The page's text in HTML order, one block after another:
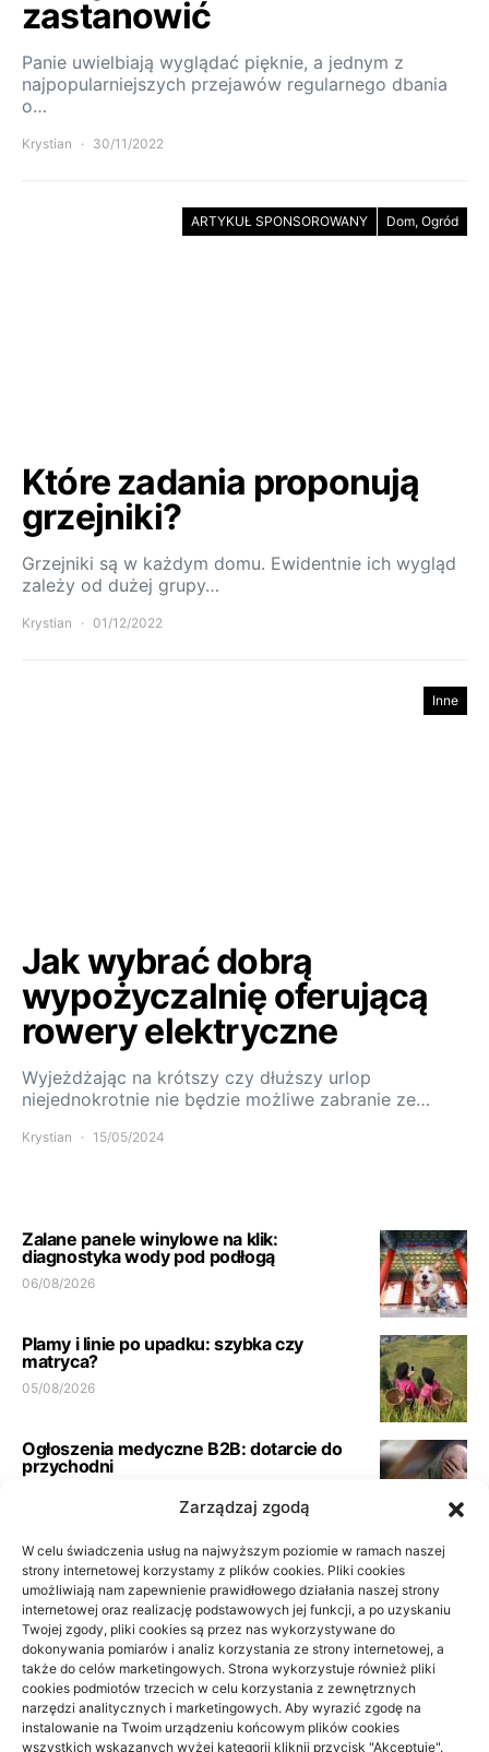
Zarządzaj zgodą
W celu świadczenia usług na najwyższym poziomie w ramach naszej
strony internetowej korzystamy z plików cookies. Pliki cookies
umożliwiają nam zapewnienie prawidłowego działania naszej strony
internetowej oraz realizację podstawowych jej funkcji, a po uzyskaniu
Twojej zgody, pliki cookies są przez nas wykorzystywane do
dokonywania pomiarów i analiz korzystania ze strony internetowej, a
także do celów marketingowych. Strona wykorzystuje również pliki
cookies podmiotów trzecich w celu korzystania z zewnętrznych
narzędzi analitycznych i marketingowych. Aby wyrazić zgodę na
instalowanie na Twoim urządzeniu końcowym plików cookies
wszystkich wskazanych wyżej kategorii kliknij przycisk "Akceptuję".
zastanowić
Panie uwielbiają wyglądać pięknie, a jednym z
najpopularniejszych przejawów regularnego dbania
o…
Krystian 30/11/2022
ARTYKUŁ SPONSOROWANY Dom, Ogród
Które zadania proponują
grzejniki?
Grzejniki są w każdym domu. Ewidentnie ich wygląd
zależy od dużej grupy…
Krystian 01/12/2022
Inne
Jak wybrać dobrą
wypożyczalnię oferującą
rowery elektryczne
Wyjeżdżając na krótszy czy dłuższy urlop
niejednokrotnie nie będzie możliwe zabranie ze…
Krystian 15/05/2024
Zalane panele winylowe na klik:
diagnostyka wody pod podłogą
06/08/2026
Plamy i linie po upadku: szybka czy
matryca?
05/08/2026
Ogłoszenia medyczne B2B: dotarcie do
przychodni
Pełna księgowość spółki usługowej:
wymogi biura
21/06/2026
Podłoga do przedpokoju i korytarza: jak
wybrać materiał odporny na
codzienność
10/06/2026